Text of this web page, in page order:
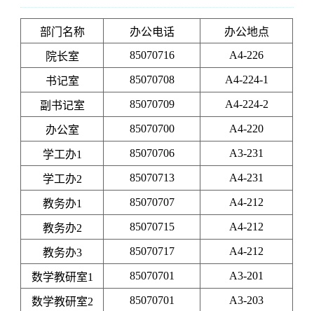
部门名称 办公电话 办公地点
院长室 85070716 A4-226
书记室 85070708 A4-224-1
副书记室 85070709 A4-224-2
办公室 85070700 A4-220
学工办1 85070706 A3-231
学工办2 85070713 A4-231
教务办1 85070707 A4-212
教务办2 85070715 A4-212
教务办3 85070717 A4-212
数学教研室1 85070701 A3-201
数学教研室2 85070701 A3-203